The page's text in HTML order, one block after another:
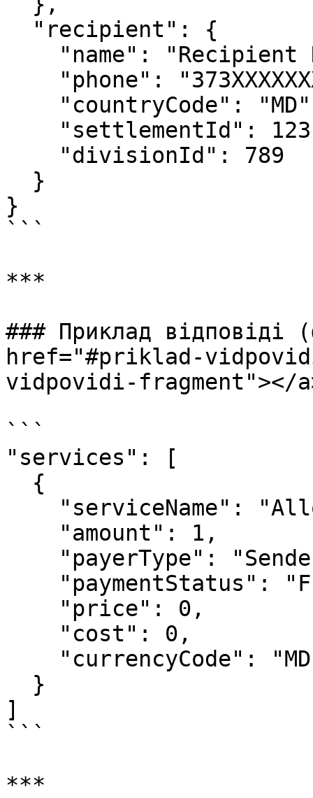
}
```
***
### Приклад відповіді
href="#priklad-
vidpovidi-fragment"></
```
"services": [
]
```
***